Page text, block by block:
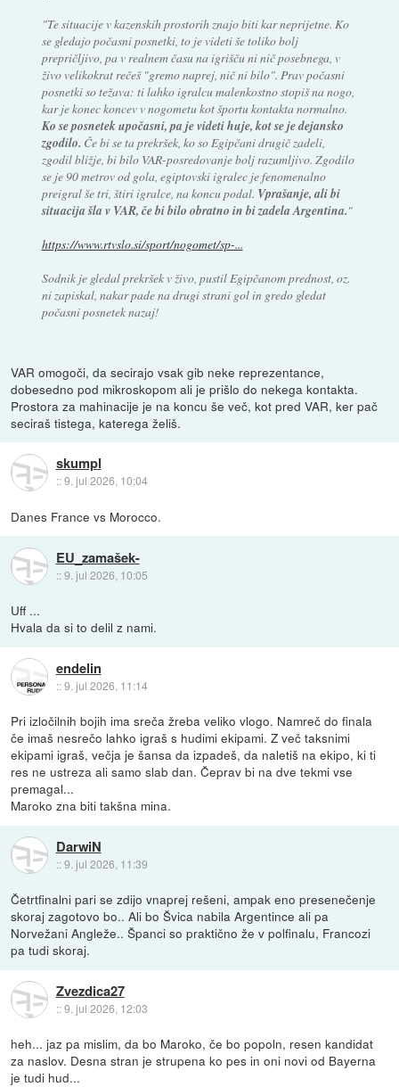
"Te situacije v kazenskih prostorih znajo biti kar neprijetne. Ko
se gledajo počasni posnetki, to je videti še toliko bolj
prepričljivo, pa v realnem času na igrišču ni nič posebnega, v
živo velikokrat rečeš "gremo naprej, nič ni bilo". Prav počasni
posnetki so težava: ti lahko igralcu malenkostno stopiš na nogo,
kar je konec koncev v nogometu kot športu kontakta normalno.
Ko se posnetek upočasni, pa je videti huje, kot se je dejansko
zgodilo. Če bi se ta prekršek, ko so Egipčani drugič zadeli,
zgodil bližje, bi bilo VAR-posredovanje bolj razumljivo. Zgodilo
se je 90 metrov od gola, egiptovski igralec je fenomenalno
preigral še tri, štiri igralce, na koncu podal. Vprašanje, ali bi
situacija šla v VAR, če bi bilo obratno in bi zadela Argentina."
https://www.rtvslo.si/sport/nogomet/sp-...
Sodnik je gledal prekršek v živo, pustil Egipčanom prednost, oz.
ni zapiskal, nakar pade na drugi strani gol in gredo gledat
počasni posnetek nazaj!
VAR omogoči, da secirajo vsak gib neke reprezentance,
dobesedno pod mikroskopom ali je prišlo do nekega kontakta.
Prostora za mahinacije je na koncu še več, kot pred VAR, ker pač
seciraš tistega, katerega želiš.
skumpl
::9. jul 2026, 10:04
Danes France vs Morocco.
EU_zamašek-
::9. jul 2026, 10:05
Uff ...
Hvala da si to delil z nami.
endelin
::9. jul 2026, 11:14
Pri izločilnih bojih ima sreča žreba veliko vlogo. Namreč do finala
če imaš nesrečo lahko igraš s hudimi ekipami. Z več taksnimi
ekipami igraš, večja je šansa da izpadeš, da naletiš na ekipo, ki ti
res ne ustreza ali samo slab dan. Čeprav bi na dve tekmi vse
premagal...
Maroko zna biti takšna mina.
DarwiN
::9. jul 2026, 11:39
Četrtfinalni pari se zdijo vnaprej rešeni, ampak eno presenečenje
skoraj zagotovo bo.. Ali bo Švica nabila Argentince ali pa
Norvežani Angleže.. Španci so praktično že v polfinalu, Francozi
pa tudi skoraj.
Zvezdica27
::9. jul 2026, 12:03
heh... jaz pa mislim, da bo Maroko, če bo popoln, resen kandidat
za naslov. Desna stran je strupena ko pes in oni novi od Bayerna
je tudi hud...